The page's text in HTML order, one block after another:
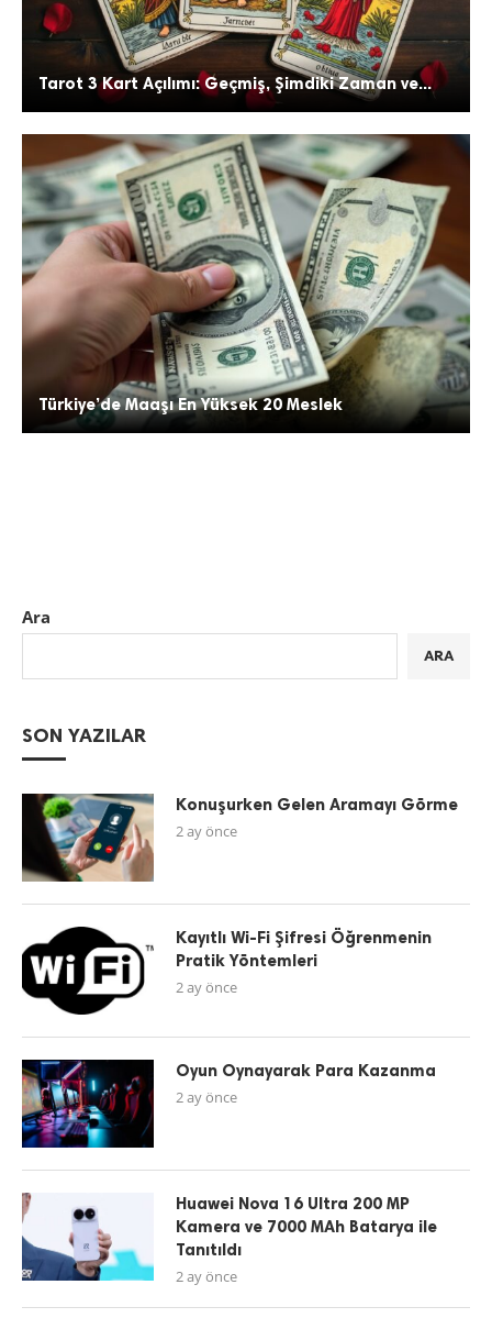
Tarot 3 Kart Açılımı: Geçmiş, Şimdiki Zaman ve...
Türkiye’de Maaşı En Yüksek 20 Meslek
Ara
ARA
SON YAZILAR
Konuşurken Gelen Aramayı Görme
2 ay önce
Kayıtlı Wi-Fi Şifresi Öğrenmenin
Pratik Yöntemleri
2 ay önce
Oyun Oynayarak Para Kazanma
2 ay önce
Huawei Nova 16 Ultra 200 MP
Kamera ve 7000 MAh Batarya ile
Tanıtıldı
2 ay önce